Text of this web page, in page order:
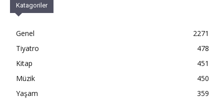
Katagoriler
Genel
2271
Tiyatro
478
Kitap
451
Müzik
450
Yaşam
359